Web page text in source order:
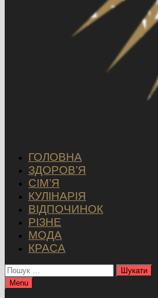
ГОЛОВНА
ЗДОРОВ’Я
СІМ’Я
КУЛІНАРІЯ
ВІДПОЧИНОК
РІЗНЕ
МОДА
КРАСА
Пошук:
Menu